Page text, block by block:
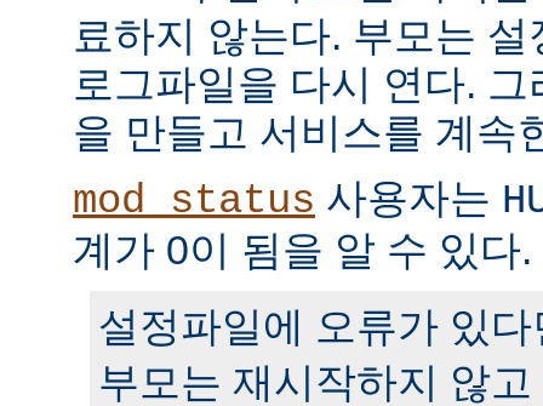
료하지 않는다. 부모는
로그파일을 다시 연다.
을 만들고 서비스를 계속
mod_status 사용자는
계가 0이 됨을 알 수 있다.
설정파일에 오류가 있
부모는 재시작하지 않